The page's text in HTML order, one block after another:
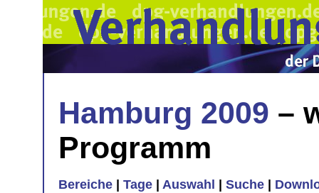
Hamburg 2009 –
Programm
Bereiche Tage Auswahl Suche